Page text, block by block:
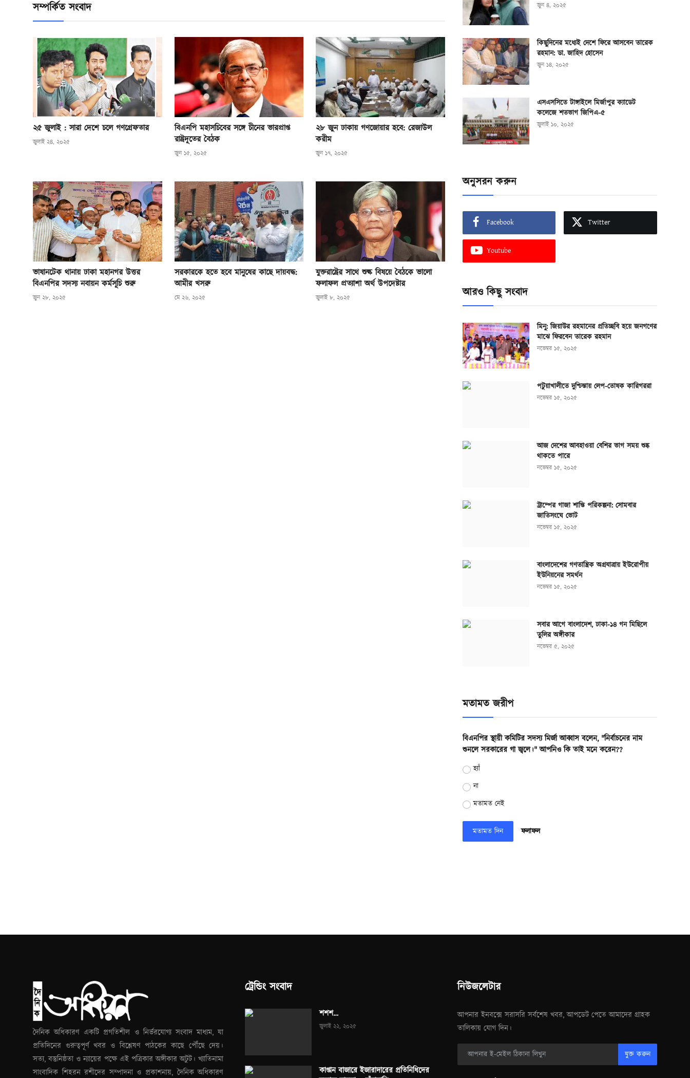
সম্পর্কিত সংবাদ
২৫ জুলাই : সারা দেশে চলে গণগ্রেফতার
জুলাই ২৪, ২০২৫
বিএনপি মহাসচিবের সঙ্গে চীনের ভারপ্রাপ্ত
রাষ্ট্রদূতের বৈঠক
জুন ১৫, ২০২৫
২৮ জুন ঢাকায় গণজোয়ার হবে: রেজাউল
করীম
জুন ১৭, ২০২৫
ভাষানটেক থানায় ঢাকা মহানগর উত্তর
বিএনপির সদস্য নবায়ন কর্মসূচি শুরু
জুন ২৮, ২০২৫
সরকারকে হতে হবে মানুষের কাছে দায়বদ্ধ:
আমীর খসরু
মে ২৬, ২০২৫
যুক্তরাষ্ট্রের সাথে শুল্ক বিষয়ে বৈঠকে ভালো
ফলাফল প্রত্যাশা অর্থ উপদেষ্টার
জুলাই ৮, ২০২৫
জুন ৪, ২০২৫
কিছুদিনের মধ্যেই দেশে ফিরে আসবেন তারেক
রহমান: ডা. জাহিদ হোসেন
জুন ১৪, ২০২৫
এসএসসিতে টাঙ্গাইলে মির্জাপুর ক্যাডেট
কলেজে শতভাগ জিপিএ-৫
জুলাই ১০, ২০২৫
অনুসরন করুন
Facebook Twitter
Youtube
আরও কিছু সংবাদ
মিনু: জিয়াউর রহমানের প্রতিচ্ছবি হয়ে জনগণের
মাঝে ফিরবেন তারেক রহমান
নভেম্বর ১৫, ২০২৫
পটুয়াখালীতে দুশ্চিন্তায় লেপ-তোষক কারিগররা
নভেম্বর ১৫, ২০২৫
আজ দেশের আবহাওয়া বেশির ভাগ সময় শুষ্ক
থাকতে পারে
নভেম্বর ১৫, ২০২৫
ট্রাম্পের গাজা শান্তি পরিকল্পনা: সোমবার
জাতিসংঘে ভোট
নভেম্বর ১৫, ২০২৫
বাংলাদেশের গণতান্ত্রিক অগ্রযাত্রায় ইউরোপীয়
ইউনিয়নের সমর্থন
নভেম্বর ১৫, ২০২৫
সবার আগে বাংলাদেশ, ঢাকা-১৪ গন মিছিলে
তুলির অঙ্গীকার
নভেম্বর ৫, ২০২৫
মতামত জরীপ
বিএনপির স্থায়ী কমিটির সদস্য মির্জা আব্বাস বলেন, "নির্বাচনের নাম
শুনলে সরকারের গা জ্বলে।" আপনিও কি তাই মনে করেন??
হ্যাঁ
না
মতামত নেই
মতামত দিন ফলাফল
দৈনিক অধিকারণ একটি প্রগতিশীল ও নির্ভরযোগ্য সংবাদ মাধ্যম, যা
প্রতিদিনের গুরুত্বপূর্ণ খবর ও বিশ্লেষণ পাঠকের কাছে পৌঁছে দেয়।
সত্য, বস্তুনিষ্ঠতা ও ন্যায়ের পক্ষে এই পত্রিকার অঙ্গীকার অটুট। খ্যাতিনামা
সাংবাদিক শিহরন রশীদের সম্পাদনা ও প্রকাশনায়, দৈনিক অধিকারণ
ট্রেন্ডিং সংবাদ
শশশ…
জুলাই ২২, ২০২৫
কাপ্তান বাজারে ইজারাদারের প্রতিনিধিদের
নিউজলেটার
আপনার ইনবক্সে সরাসরি সর্বশেষ খবর, আপডেট পেতে আমাদের গ্রাহক
তালিকায় যোগ দিন।
যুক্ত করুন